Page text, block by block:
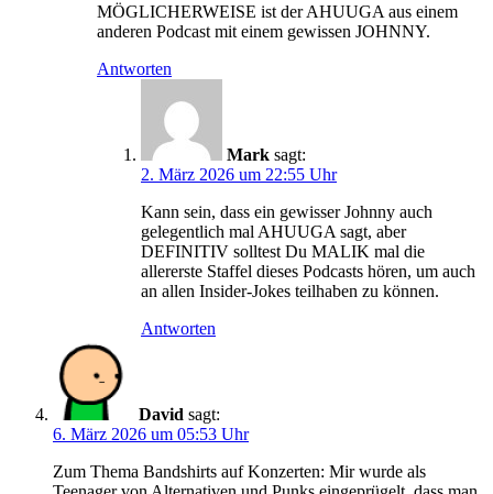
MÖGLICHERWEISE ist der AHUUGA aus einem
anderen Podcast mit einem gewissen JOHNNY.
Antworten
Mark sagt:
2. März 2026 um 22:55 Uhr
Kann sein, dass ein gewisser Johnny auch
gelegentlich mal AHUUGA sagt, aber
DEFINITIV solltest Du MALIK mal die
allererste Staffel dieses Podcasts hören, um auch
an allen Insider-Jokes teilhaben zu können.
Antworten
David sagt:
6. März 2026 um 05:53 Uhr
Zum Thema Bandshirts auf Konzerten: Mir wurde als